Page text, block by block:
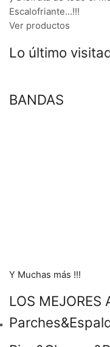
Escalofriante…!!!
Ver productos
Lo último
BANDAS
Y Muchas más !!!
LOS MEJORES